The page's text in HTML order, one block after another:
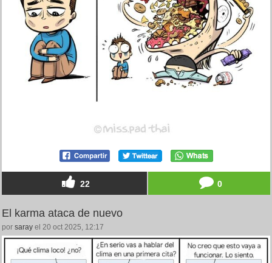
22 0
El karma ataca de nuevo
por saray el 20 oct 2025, 12:17